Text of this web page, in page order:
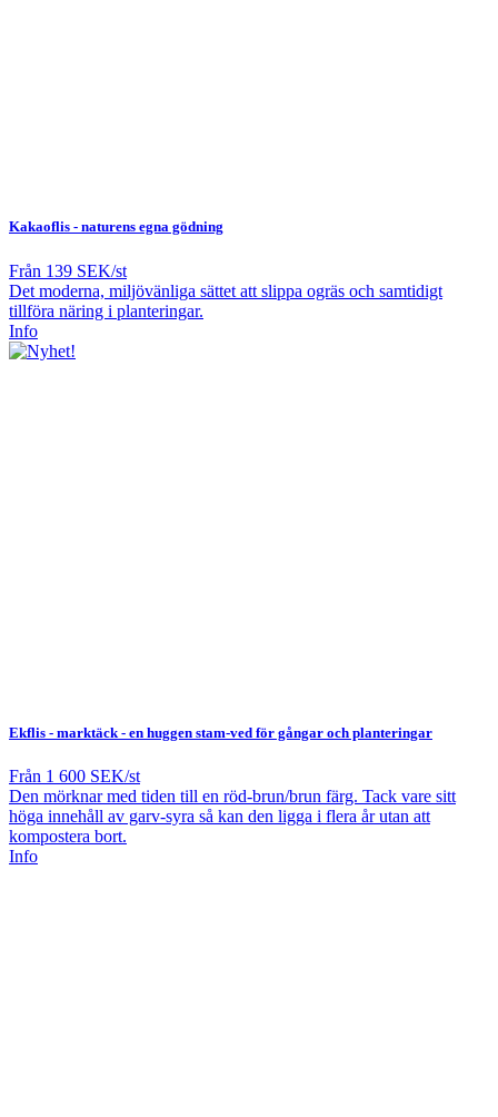
Kakaoflis - naturens egna gödning
Från 139 SEK/st
Det moderna, miljövänliga sättet att slippa ogräs och samtidigt
tillföra näring i planteringar.
Info
Ekflis - marktäck - en huggen stam-ved för gångar och planteringar
Från 1 600 SEK/st
Den mörknar med tiden till en röd-brun/brun färg. Tack vare sitt
höga innehåll av garv-syra så kan den ligga i flera år utan att
kompostera bort.
Info